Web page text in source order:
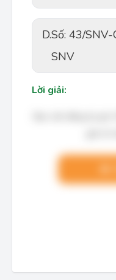
D.Số: 43/
SNV
Lời giải: